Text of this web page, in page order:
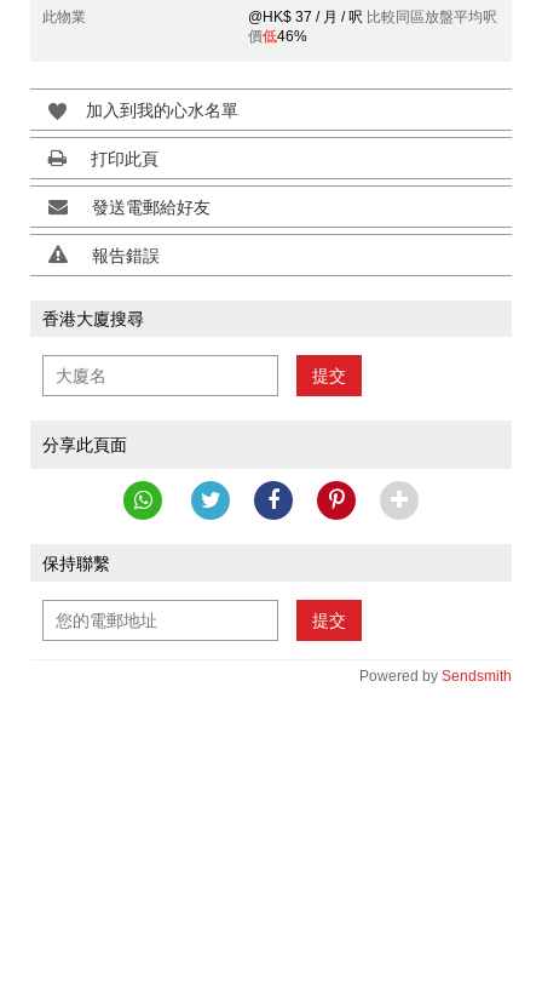
此物業 @HK$ 37 / 月 / 呎 比較同區放盤平均呎
價低46%
加入到我的心水名單
打印此頁
發送電郵給好友
報告錯誤
香港大廈搜尋
提交
分享此頁面
保持聯繫
提交
Powered by Sendsmith